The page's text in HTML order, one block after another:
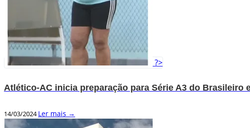
?>
Atlético-AC inicia preparação para Série A3 do Brasileiro
14/03/2024Ler mais →